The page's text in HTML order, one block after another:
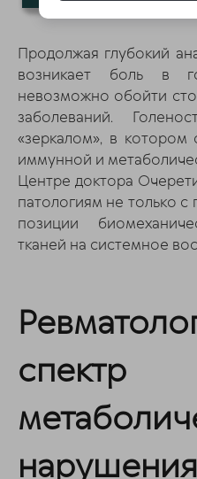
Продолжая глубокий
возникает боль в
невозможно обойти
заболеваний.
«зеркалом», в
иммунной и
Центре доктора
патологиям не только
позиции
тканей на системное
нарушения